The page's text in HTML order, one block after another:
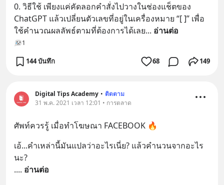
0. วิธีใช้ เพียงแค่คัดลอกคำสั่งไปวางในช่องแช็ตของ
ChatGPT แล้วเปลี่ยนตัวเลขที่อยู่ในเครื่องหมาย “[ ]” เพื่อ
ใช้คำนวณผลลัพธ์ตามที่ต้องการได้เลย... อ่านต่อ
1
144 บันทึก 68 149
Digital Tips Academy • ติดตาม
31 พ.ค. 2021 เวลา 12:01 • การตลาด
ศัพท์ควรรู้ เมื่อทำโฆษณา FACEBOOK 🔥
เอ้...คำเหล่านี้มันแปลว่าอะไรเนี่ย? แล้วคำนวนจากอะไร
นะ?
.... อ่านต่อ